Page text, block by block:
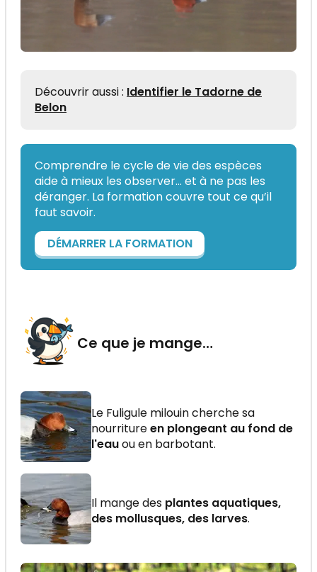
Découvrir aussi : Identifier le Tadorne de
Belon
Comprendre le cycle de vie des espèces
aide à mieux les observer... et à ne pas les
déranger. La formation couvre tout ce qu’il
faut savoir.
DÉMARRER LA FORMATION
Ce que je mange…
Le Fuligule milouin cherche sa
nourritureen plongeant au fond de
l'eauou en barbotant.
Il mange des plantes aquatiques,
des mollusques, des larves.